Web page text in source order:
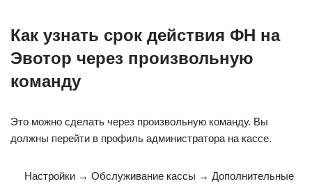
Как узнать срок действия ФН на
Эвотор через произвольную
команду
Это можно сделать через произвольную команду. Вы
должны перейти в профиль администратора на кассе.
Настройки → Обслуживание кассы → Дополнительные